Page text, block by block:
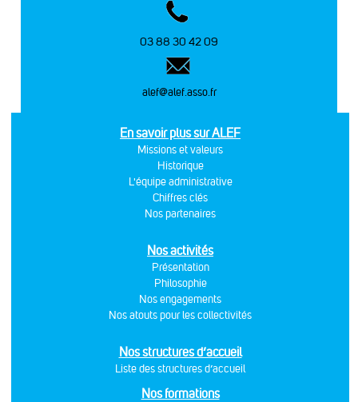
03 88 30 42 09
alef@alef.asso.fr
En savoir plus sur ALEF
Missions et valeurs
Historique
L'équipe administrative
Chiffres clés
Nos partenaires
Nos activités
Présentation
Philosophie
Nos engagements
Nos atouts pour les collectivités
Nos structures d’accueil
Liste des structures d’accueil
Nos formations